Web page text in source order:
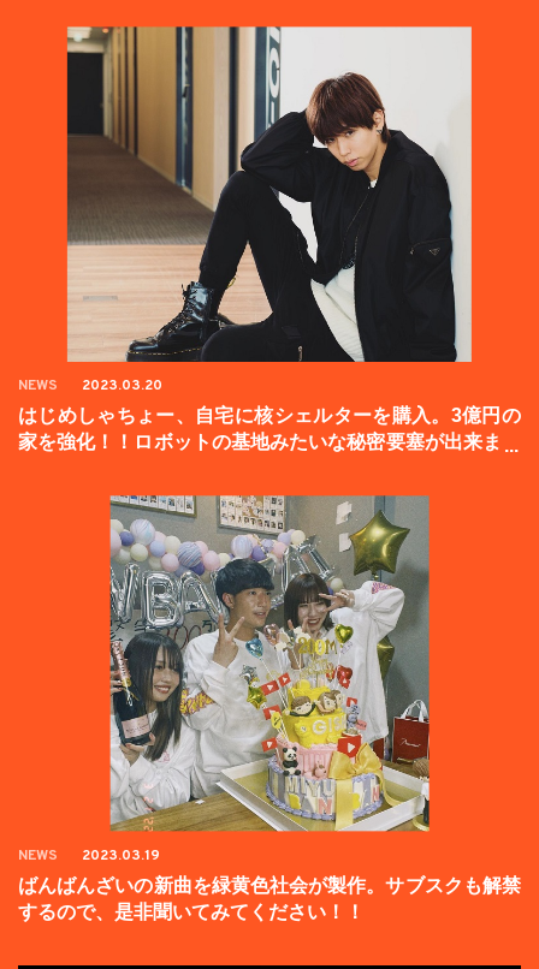
NEWS 2023.03.20
はじめしゃちょー、自宅に核シェルターを購入。3億円の
家を強化！！ロボットの基地みたいな秘密要塞が出来まし
NEWS 2023.03.19
ばんばんざいの新曲を緑黄色社会が製作。サブスクも解禁
するので、是非聞いてみてください！！